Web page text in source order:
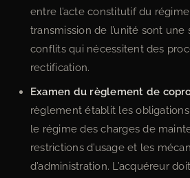
entre l’acte constitutif du régime
transmission de l’unité sont
conflits qui nécessitent des
rectification.
Examen du règlement de
règlement établit les obligations
le régime des charges de
restrictions d’usage et les
d’administration. L’acquéreur